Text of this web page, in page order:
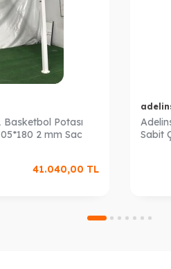
Potası
2 mm Sac
41.040,00 TL
Sabit